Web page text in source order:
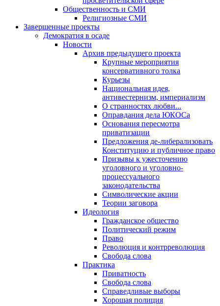
Общественность и СМИ
Религиозные СМИ
Завершенные проекты
Демократия в осаде
Новости
Архив предыдущего проекта
Крупные мероприятия
консервативного толка
Курьезы
Национальная идея,
антивестернизм, империализм
О странностях любви...
Оправдания дела ЮКОСа
Основания пересмотра
приватизации
Предложения де-либерализовать
Конституцию и публичное право
Призывы к ужесточению
уголовного и уголовно-
процессуального
законодательства
Символические акции
Теории заговора
Идеология
Гражданское общество
Политический режим
Право
Революция и контрреволюция
Свобода слова
Практика
Приватность
Свобода слова
Справедливые выборы
Хорошая полиция